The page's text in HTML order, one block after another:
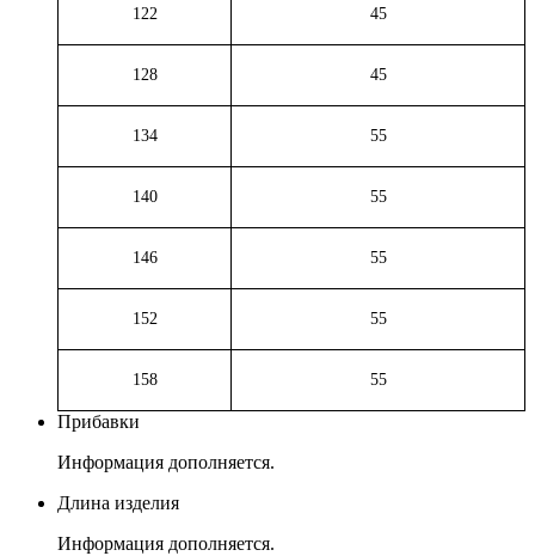
122 45
128 45
134 55
140 55
146 55
152 55
158 55
Прибавки
Информация дополняется.
Длина изделия
Информация дополняется.